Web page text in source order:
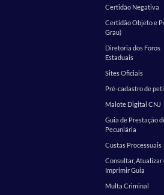
Certidão Negativa
Certidão Objeto e
Grau)
Diretoria dos Foros
Estaduais
Sites Oficiais
Pré-cadastro de
Malote Digital CNJ
Guia de Prestação
Pecuniária
Custas Processuais
Consultar, Atualizar
Imprimir Guia
Multa Criminal